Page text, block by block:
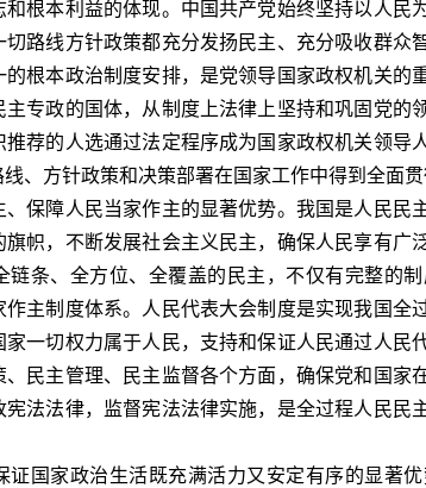
根本利益的体现。中国共产党始终坚持以人民
路线方针政策都充分发扬民主、充分吸收群众
根本政治制度安排，是党领导国家政权机关的
专政的国体，从制度上法律上坚持和巩固党的
荐的人选通过法定程序成为国家政权机关领导
、方针政策和决策部署在国家工作中得到全面贯
障人民当家作主的显著优势。我国是人民民
帜，不断发展社会主义民主，确保人民享有广
链条、全方位、全覆盖的民主，不仅有完整的
主制度体系。人民代表大会制度是实现我国全
一切权力属于人民，支持和保证人民通过人民
民主管理、民主监督各个方面，确保党和国家
法法律，监督宪法法律实施，是全过程人民民
家政治生活既充满活力又安定有序的显著优